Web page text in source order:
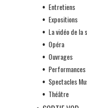
Entretiens
Expositions
La vidéo de la
Opéra
Ouvrages
Performances
Spectacles
Théâtre